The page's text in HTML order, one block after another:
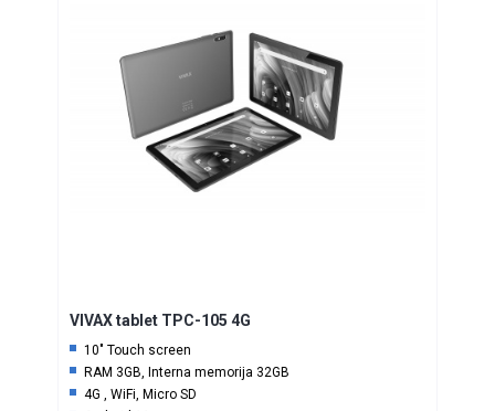
VIVAX tablet TPC-105 4G
10″ Touch screen
RAM 3GB, Interna memorija 32GB
4G , WiFi, Micro SD